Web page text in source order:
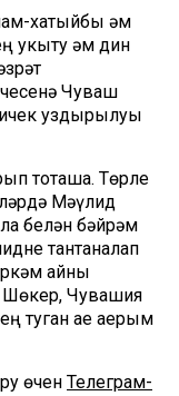
хатыйбы һәм
укыту һәм дин
Чуваш
уздырылуы
тоташа. Төрле
Мәүлид
белән бәйрәм
тантаналап
айны
Шөкер, Чувашия
туган ае аерым
өчен Телеграм-